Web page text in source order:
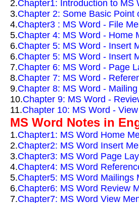
2.Chapter1: Introduction to MS
3.Chapter 2: Some Basic Point
4.Chapter3 : MS Word - File
5.Chapter 4: MS Word - Home
6.Chapter 5: MS Word - Insert
6.Chapter 5: MS Word - Insert
7.Chapter 6: MS Word - Page
8.Chapter 7: MS Word -
9.Chapter 8: MS Word -
10.Chapter 9: MS Word -
11.Chapter 10: MS Word -
MS Word Notes in
1.Chapter1: MS Word Home
2.Chapter2: MS Word Insert
3.Chapter3: MS Word Page
4.Chapter4: MS Word
5.Chapter5: MS Word Mailings
6.Chapter6: MS Word Review
7.Chapter7: MS Word View